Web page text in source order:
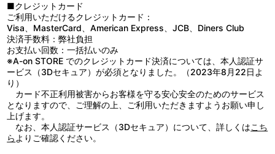
■クレジットカード
ご利用いただけるクレジットカード：
Visa、MasterCard、American Express、JCB、Diners Club
決済手数料：弊社負担
お支払い回数：一括払いのみ
※A-on STORE でのクレジットカード決済については、本人認証サ
ービス（3Dセキュア）が必須となりました。（2023年8月22日よ
り）
カード不正利用被害からお客様を守る安心安全のためのサービス
となりますので、ご理解の上、ご利用いただきますようお願い申し
上げます。
なお、本人認証サービス（3Dセキュア）について、詳しくはこち
ら よりご確認ください。